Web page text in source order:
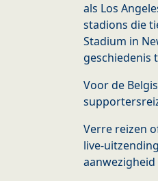
als Los
stadions die
Stadium in
geschiedenis
Voor de
Verre reizen
live-